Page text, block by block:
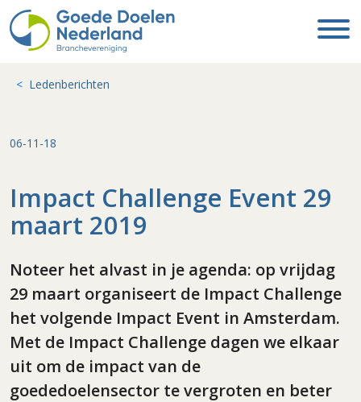
Ledenberichten
06-11-18
Impact Challenge Event 29
maart 2019
Noteer het alvast in je agenda: op vrijdag
29 maart organiseert de Impact Challenge
het volgende Impact Event in Amsterdam.
Met de Impact Challenge dagen we elkaar
uit om de impact van de
goededoelensector te vergroten en beter